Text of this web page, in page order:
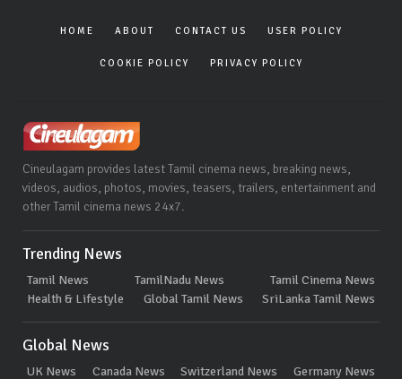
HOME ABOUT CONTACT US USER POLICY
COOKIE POLICY PRIVACY POLICY
Cineulagam provides latest Tamil cinema news, breaking news,
videos, audios, photos, movies, teasers, trailers, entertainment and
other Tamil cinema news 24x7.
Trending News
Tamil News TamilNadu News
Tamil Cinema News
Health & Lifestyle
Global Tamil News SriLanka Tamil News
Global News
UK News Canada News Switzerland News Germany News